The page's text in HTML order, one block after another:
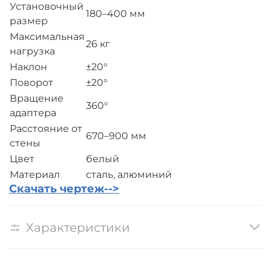
Установочный
размер
180–400 мм
Максимальная
нагрузка
26 кг
Наклон
±20°
Поворот
±20°
Вращение
адаптера
360°
Расстояние от
стены
670–900 мм
Цвет
белый
Материал
сталь, алюминий
Скачать чертеж-->
Характеристики